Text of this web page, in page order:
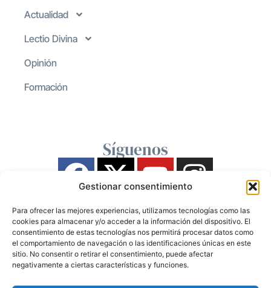
Gestionar consentimiento
Para ofrecer las mejores experiencias, utilizamos tecnologías como las
cookies para almacenar y/o acceder a la información del dispositivo. El
consentimiento de estas tecnologías nos permitirá procesar datos como
el comportamiento de navegación o las identificaciones únicas en este
sitio. No consentir o retirar el consentimiento, puede afectar
negativamente a ciertas características y funciones.
Actualidad
Lectio Divina
Opinión
Formación
Síguenos